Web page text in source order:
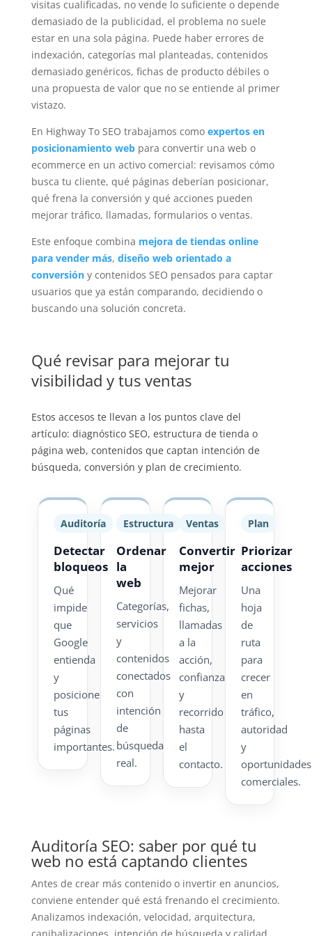
visitas cualificadas, no vende lo suficiente o depende
demasiado de la publicidad, el problema no suele
estar en una sola página. Puede haber errores de
indexación, categorías mal planteadas, contenidos
demasiado genéricos, fichas de producto débiles o
una propuesta de valor que no se entiende al primer
vistazo.
En Highway To SEO trabajamos como expertos en
posicionamiento webpara convertir una web o
ecommerce en un activo comercial: revisamos cómo
busca tu cliente, qué páginas deberían posicionar,
qué frena la conversión y qué acciones pueden
mejorar tráfico, llamadas, formularios o ventas.
Este enfoque combina mejora de tiendas online
para vender más, diseño web orientado a
conversióny contenidos SEO pensados para captar
usuarios que ya están comparando, decidiendo o
buscando una solución concreta.
Qué revisar para mejorar tu
visibilidad y tus ventas
Estos accesos te llevan a los puntos clave del
artículo: diagnóstico SEO, estructura de tienda o
página web, contenidos que captan intención de
búsqueda, conversión y plan de crecimiento.
Auditoría
Detectar
bloqueos
Qué
impide
que
Google
entienda
y
posicione
tus
páginas
importantes.
Estructura
Ordenar
la
web
Categorías,
servicios
y
contenidos
conectados
con
intención
de
búsqueda
real.
Ventas
Convertir
mejor
Mejorar
fichas,
llamadas
a la
acción,
confianza
y
recorrido
hasta
el
contacto.
Plan
Priorizar
acciones
Una
hoja
de
ruta
para
crecer
en
tráfico,
autoridad
y
oportunidades
comerciales.
Auditoría SEO: saber por qué tu
web no está captando clientes
Antes de crear más contenido o invertir en anuncios,
conviene entender qué está frenando el crecimiento.
Analizamos indexación, velocidad, arquitectura,
canibalizaciones, intención de búsqueda y calidad